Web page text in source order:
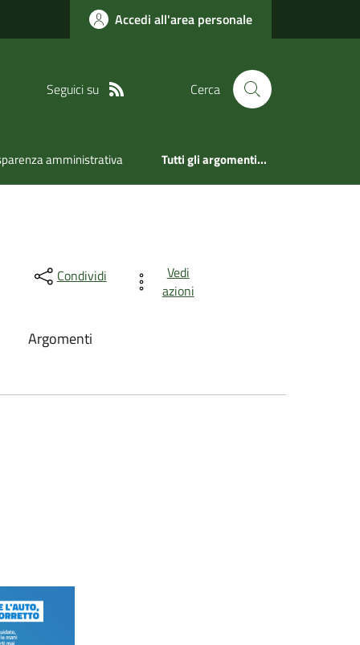
Accedi all'area personale
Seguici su Cerca
amministrativa Tutti gli argomenti...
Condividi
Vedi
azioni
Argomenti